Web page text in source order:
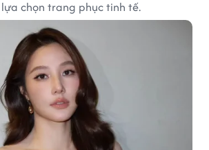
chọn trang phục tinh tế.